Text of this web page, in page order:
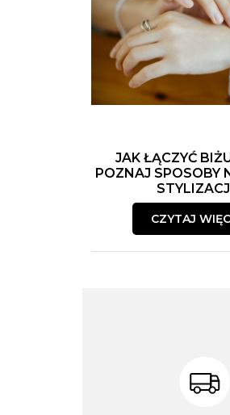
JAK ŁĄCZYĆ
POZNAJ SPOSOBY
CZYTAJ